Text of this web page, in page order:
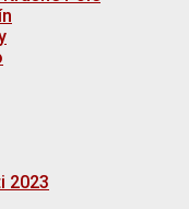
2023